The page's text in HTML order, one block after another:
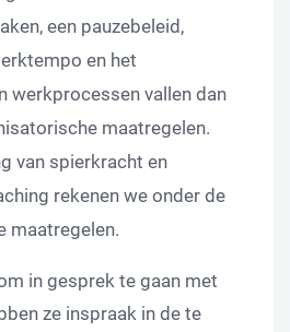
een pauzebeleid,
en het
werkprocessen vallen dan
maatregelen.
van spierkracht en
rekenen we onder de
maatregelen.
in gesprek te gaan met
ze inspraak in de te